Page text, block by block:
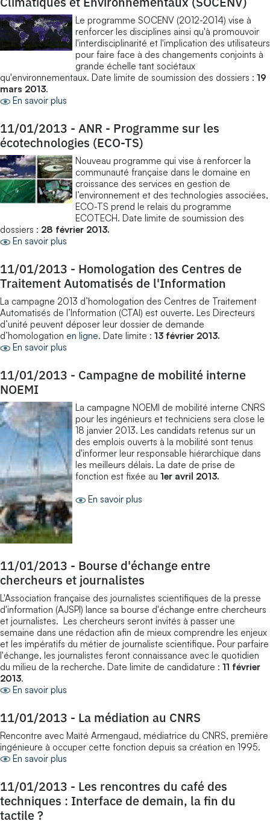
Le programme SOCENV (2012-2014) vise à
renforcer les disciplines ainsi qu'à promouvoir
l'interdisciplinarité et l'implication des utilisateurs
pour faire face à des changements conjoints à
grande échelle tant sociétaux
qu'environnementaux. Date limite de soumission des dossiers : 19
mars 2013.
En savoir plus
11/01/2013 - ANR - Programme sur les
écotechnologies (ECO-TS)
Nouveau programme qui vise à renforcer la
communauté française dans le domaine en
croissance des services en gestion de
l’environnement et des technologies associées,
ECO-TS prend le relais du programme
ECOTECH. Date limite de soumission des
dossiers : 28 février 2013.
En savoir plus
11/01/2013 - Homologation des Centres de
Traitement Automatisés de l'Information
La campagne 2013 d’homologation des Centres de Traitement
Automatisés de l’Information (CTAI) est ouverte. Les Directeurs
d’unité peuvent déposer leur dossier de demande
d’homologation en ligne. Date limite : 13 février 2013.
En savoir plus
11/01/2013 - Campagne de mobilité interne
NOEMI
La campagne NOEMI de mobilité interne CNRS
pour les ingénieurs et techniciens sera close le
18 janvier 2013. Les candidats retenus sur un
des emplois ouverts à la mobilité sont tenus
d'informer leur responsable hiérarchique dans
les meilleurs délais. La date de prise de
fonction est fixée au 1er avril 2013.
En savoir plus
11/01/2013 - Bourse d'échange entre
chercheurs et journalistes
L'Association française des journalistes scientifiques de la presse
d'information (AJSPI) lance sa bourse d'échange entre chercheurs
et journalistes. Les chercheurs seront invités à passer une
semaine dans une rédaction afin de mieux comprendre les enjeux
et les impératifs du métier de journaliste scientifique. Pour parfaire
l'échange, les journalistes feront connaissance avec le quotidien
du milieu de la recherche. Date limite de candidature : 11 février
2013.
En savoir plus
11/01/2013 - La médiation au CNRS
Rencontre avec Maïté Armengaud, médiatrice du CNRS, première
ingénieure à occuper cette fonction depuis sa création en 1995.
En savoir plus
11/01/2013 - Les rencontres du café des
techniques : Interface de demain, la fin du
tactile ?